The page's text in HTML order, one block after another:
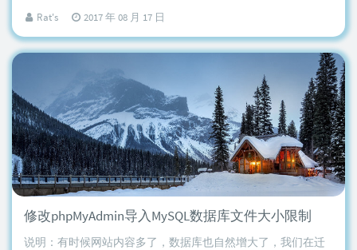
Rat's 2017 年 08 月 17 日
修改phpMyAdmin导入MySQL数据库文件大小限制
说明：有时候网站内容多了，数据库也自然增大了，我们在迁